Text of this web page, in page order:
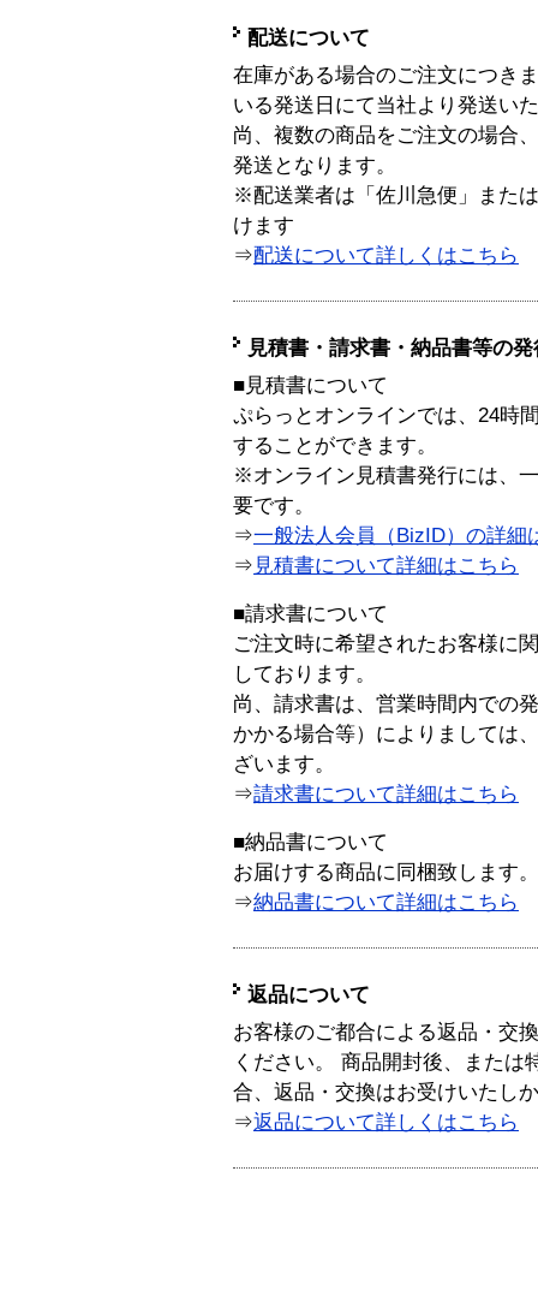
配送について
在庫がある場合のご注文につき
いる発送日にて当社より発送い
尚、複数の商品をご注文の場合
発送となります。
※配送業者は「佐川急便」また
けます
⇒配送について詳しくはこちら
見積書・請求書・納品書等の
■見積書について
ぷらっとオンラインでは、24時
することができます。
※オンライン見積書発行には、
要です。
⇒一般法人会員（BizID）の詳細
⇒ 見積書について詳細はこちら
■請求書について
ご注文時に希望されたお客様に
しております。
尚、請求書は、営業時間内での
かかる場合等）によりましては
ざいます。
⇒請求書について詳細はこちら
■納品書について
お届けする商品に同梱致します。
⇒納品書について詳細はこちら
返品について
お客様のご都合による返品・交
ください。 商品開封後、または
合、返品・交換はお受けいたし
⇒返品について詳しくはこちら